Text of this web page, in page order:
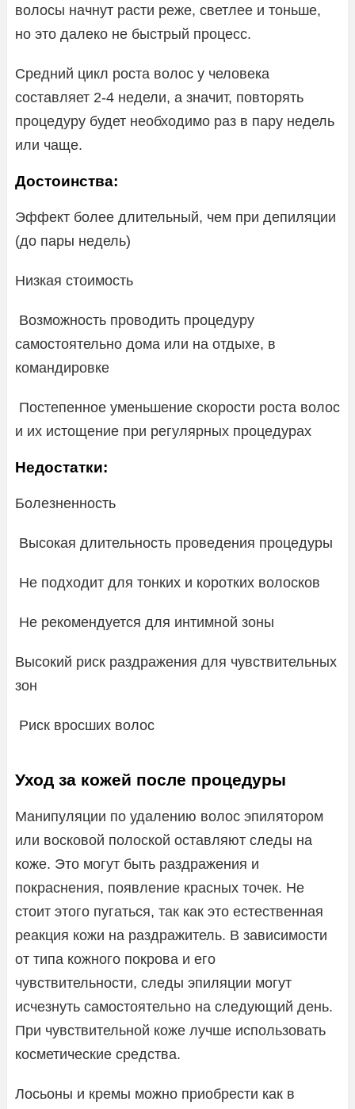
волосы начнут расти реже, светлее и тоньше,
но это далеко не быстрый процесс.
Средний цикл роста волос у человека
составляет 2-4 недели, а значит, повторять
процедуру будет необходимо раз в пару недель
или чаще.
Достоинства:
Эффект более длительный, чем при депиляции
(до пары недель)
Низкая стоимость
Возможность проводить процедуру
самостоятельно дома или на отдыхе, в
командировке
Постепенное уменьшение скорости роста волос
и их истощение при регулярных процедурах
Недостатки:
Болезненность
Высокая длительность проведения процедуры
Не подходит для тонких и коротких волосков
Не рекомендуется для интимной зоны
Высокий риск раздражения для чувствительных
зон
Риск вросших волос
Уход за кожей после процедуры
Манипуляции по удалению волос эпилятором
или восковой полоской оставляют следы на
коже. Это могут быть раздражения и
покраснения, появление красных точек. Не
стоит этого пугаться, так как это естественная
реакция кожи на раздражитель. В зависимости
от типа кожного покрова и его
чувствительности, следы эпиляции могут
исчезнуть самостоятельно на следующий день.
При чувствительной коже лучше использовать
косметические средства.
Лосьоны и кремы можно приобрести как в